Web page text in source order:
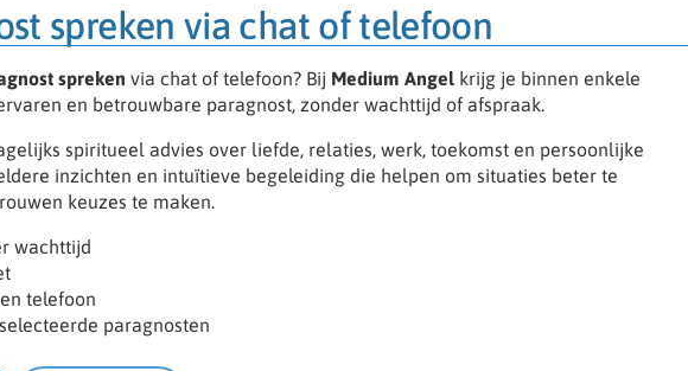
spreken via chat of telefoon
spreken via chat of telefoon? Bij Medium Angel krijg je binnen enkele
en betrouwbare paragnost, zonder wachttijd of afspraak.
spiritueel advies over liefde, relaties, werk, toekomst en persoonlijke
inzichten en intuïtieve begeleiding die helpen om situaties beter te
keuzes te maken.
wachttijd
telefoon
paragnosten